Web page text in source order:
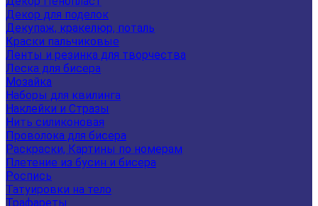
Декор для поделок
Декупаж, кракелюр, поталь
Краски пальчиковые
Ленты и резинка для творчества
Леска для бисера
Мозайка
Наборы для квилинга
Наклейки и Стразы
Нить силиконовая
Проволока для бисера
Раскраски, Картины по номерам
Плетение из бусин и бисера
Роспись
Татуировки на тело
Трафареты